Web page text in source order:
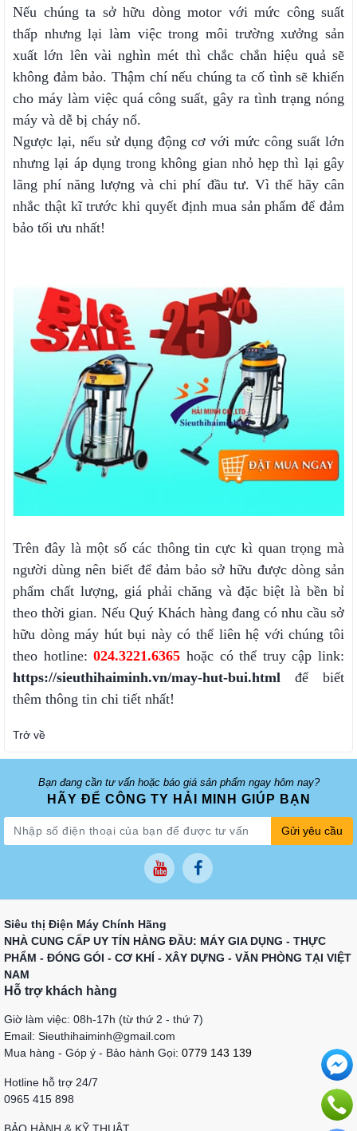
Nếu chúng ta sở hữu dòng motor với mức công suất
thấp nhưng lại làm việc trong môi trường xưởng sản
xuất lớn lên vài nghìn mét thì chắc chắn hiệu quả sẽ
không đảm bảo. Thậm chí nếu chúng ta cố tình sẽ khiến
cho máy làm việc quá công suất, gây ra tình trạng nóng
máy và dễ bị cháy nổ.
Ngược lại, nếu sử dụng động cơ với mức công suất lớn
nhưng lại áp dụng trong không gian nhỏ hẹp thì lại gây
lãng phí năng lượng và chi phí đầu tư. Vì thế hãy cân
nhắc thật kĩ trước khi quyết định mua sản phẩm để đảm
bảo tối ưu nhất!
Trên đây là một số các thông tin cực kì quan trọng mà
người dùng nên biết để đảm bảo sở hữu được dòng sản
phẩm chất lượng, giá phải chăng và đặc biệt là bền bỉ
theo thời gian. Nếu Quý Khách hàng đang có nhu cầu sở
hữu dòng máy hút bụi này có thể liên hệ với chúng tôi
theo hotline:024.3221.6365 hoặc có thể truy cập link:
https://sieuthihaiminh.vn/may-hut-bui.html để biết
thêm thông tin chi tiết nhất!
Trở về
Bạn đang cần tư vấn hoặc báo giá sản phẩm ngay hôm nay?
HÃY ĐỂ CÔNG TY HẢI MINH GIÚP BẠN
Gửi yêu cầu
Siêu thị Điện Máy Chính Hãng
NHÀ CUNG CẤP UY TÍN HÀNG ĐẦU: MÁY GIA DỤNG - THỰC
PHẨM - ĐÓNG GÓI - CƠ KHÍ - XÂY DỰNG - VĂN PHÒNG TẠI VIỆT
NAM
Hỗ trợ khách hàng
Giờ làm việc: 08h-17h (từ thứ 2 - thứ 7)
Email: Sieuthihaiminh@gmail.com
Mua hàng - Góp ý - Bảo hành Gọi: 0779 143 139
Hotline hỗ trợ 24/7
0965 415 898